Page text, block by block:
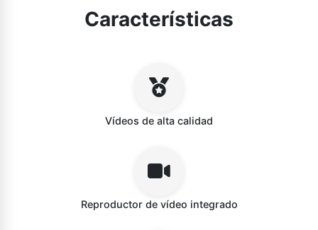
Características
Vídeos de alta calidad
Reproductor de vídeo integrado